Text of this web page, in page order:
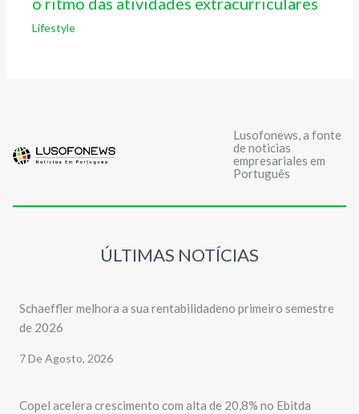
Lifestyle
Lusofonews, a fonte
de noticias
empresariales em
Português
ÚLTIMAS NOTÍCIAS
Schaeffler melhora a sua rentabilidadeno primeiro semestre
de 2026
7 De Agosto, 2026
Copel acelera crescimento com alta de 20,8% no Ebitda